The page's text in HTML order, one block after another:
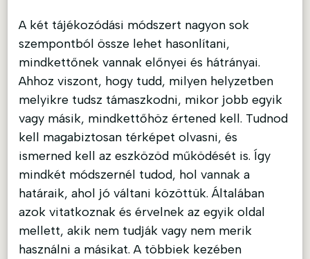
A két tájékozódási módszert nagyon sok
szempontból össze lehet hasonlítani,
mindkettőnek vannak előnyei és hátrányai.
Ahhoz viszont, hogy tudd, milyen helyzetben
melyikre tudsz támaszkodni, mikor jobb egyik
vagy másik, mindkettőhöz értened kell. Tudnod
kell magabiztosan térképet olvasni, és
ismerned kell az eszközöd működését is. Így
mindkét módszernél tudod, hol vannak a
határaik, ahol jó váltani közöttük. Általában
azok vitatkoznak és érvelnek az egyik oldal
mellett, akik nem tudják vagy nem merik
használni a másikat. A többiek kezében